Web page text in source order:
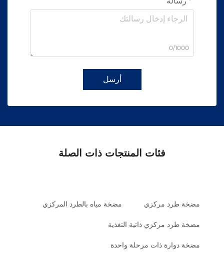
0/1000
أرسل
فئات المنتجات ذات الصلة
مضخة طرد مركزي مضخة مياه بالطرد المركزي
مضخة طرد مركزي ذاتية التغذية
مضخة دوارة ذات مرحلة واحدة